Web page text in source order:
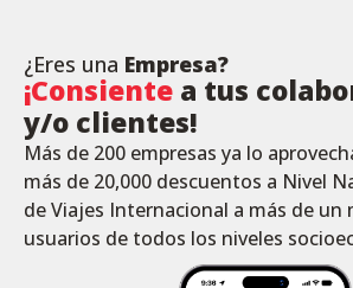
¿Eres una Empresa?
¡Consiente a tus
y/o clientes!
Más de 200 empresas ya lo
más de 20,000 descuentos a Nivel
de Viajes Internacional a más de un
usuarios de todos los niveles